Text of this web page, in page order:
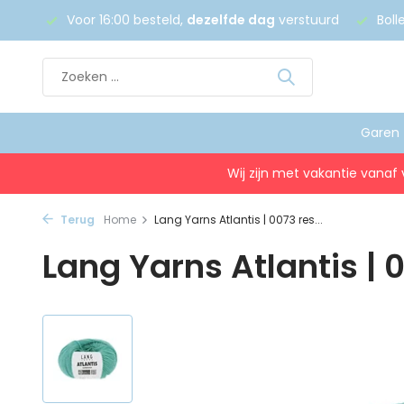
Voor 16:00 besteld, dezelfde dag verstuurd
Garen
Wij zijn met vakantie
Terug Home Lang Yarns Atlantis | 0073 res...
Lang Yarns Atlantis |